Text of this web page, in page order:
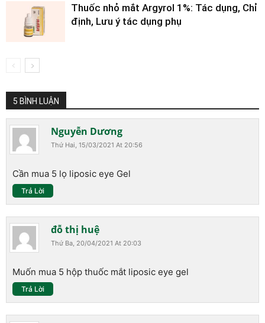
Thuốc nhỏ mắt Argyrol 1%: Tác dụng, Chỉ
định, Lưu ý tác dụng phụ
5 BÌNH LUẬN
Nguyễn Dương
Thứ Hai, 15/03/2021 At 20:56
Cần mua 5 lọ liposic eye Gel
Trả Lời
đỗ thị huệ
Thứ Ba, 20/04/2021 At 20:03
Muốn mua 5 hộp thuốc mắt liposic eye gel
Trả Lời